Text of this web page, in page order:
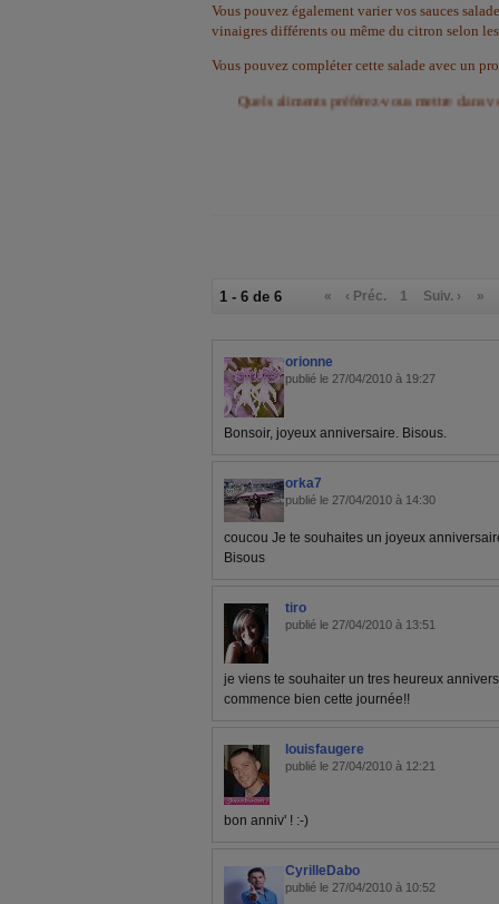
Vous pouvez également varier vos sauces
vinaigres différents ou même du citron selon
Vous pouvez compléter cette salade avec un
Quels aliments préférez-vous
1 - 6 de 6 « ‹ Préc. 1 Suiv. › »
orionne
publié le 27/04/2010 à 19:27
Bonsoir, joyeux anniversaire. Bisous.
orka7
publié le 27/04/2010 à 14:30
coucou Je te souhaites un joyeux
Bisous
tiro
publié le 27/04/2010 à 13:51
je viens te souhaiter un tres heureux
commence bien cette journée!!
louisfaugere
publié le 27/04/2010 à 12:21
bon anniv' ! :-)
CyrilleDabo
publié le 27/04/2010 à 10:52